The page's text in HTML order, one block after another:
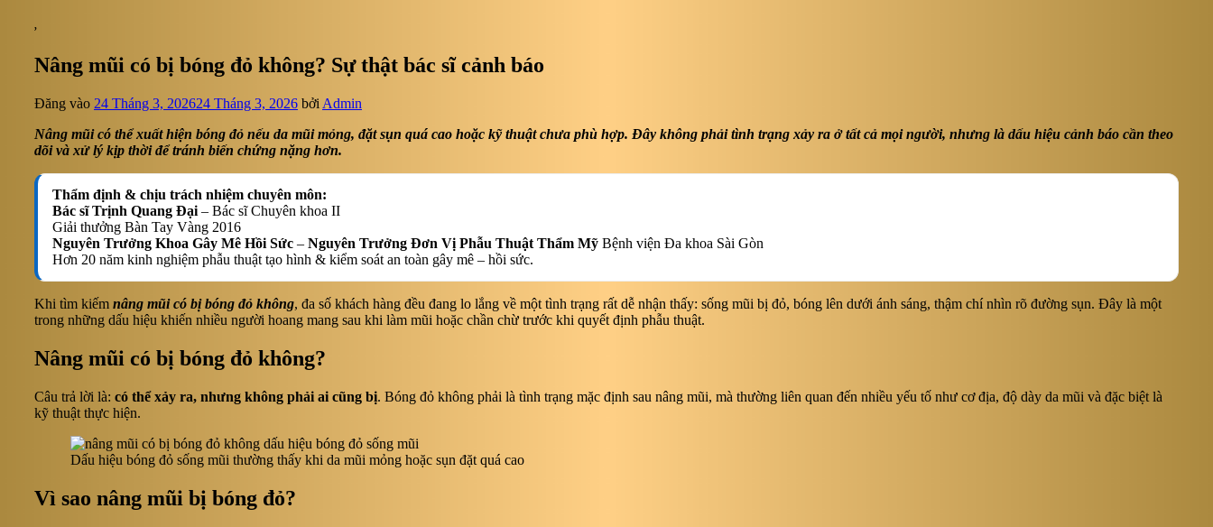
,
Nâng mũi có bị bóng đỏ không? Sự thật bác sĩ cảnh báo
Đăng vào 24 Tháng 3, 202624 Tháng 3, 2026 bởi Admin
Nâng mũi có thể xuất hiện bóng đỏ nếu da mũi mỏng, đặt sụn quá cao hoặc kỹ thuật chưa phù hợp. Đây không phải tình trạng xảy ra ở tất cả mọi người, nhưng là dấu hiệu cảnh báo cần theo
dõi và xử lý kịp thời để tránh biến chứng nặng hơn.
Thẩm định & chịu trách nhiệm chuyên môn:
Bác sĩ Trịnh Quang Đại – Bác sĩ Chuyên khoa II
Giải thưởng Bàn Tay Vàng 2016
Nguyên Trưởng Khoa Gây Mê Hồi Sức – Nguyên Trưởng Đơn Vị Phẫu Thuật Thẩm Mỹ Bệnh viện Đa khoa Sài Gòn
Hơn 20 năm kinh nghiệm phẫu thuật tạo hình & kiểm soát an toàn gây mê – hồi sức.
Khi tìm kiếm nâng mũi có bị bóng đỏ không, đa số khách hàng đều đang lo lắng về một tình trạng rất dễ nhận thấy: sống mũi bị đỏ, bóng lên dưới ánh sáng, thậm chí nhìn rõ đường sụn. Đây là một
trong những dấu hiệu khiến nhiều người hoang mang sau khi làm mũi hoặc chần chừ trước khi quyết định phẫu thuật.
Nâng mũi có bị bóng đỏ không?
Câu trả lời là: có thể xảy ra, nhưng không phải ai cũng bị. Bóng đỏ không phải là tình trạng mặc định sau nâng mũi, mà thường liên quan đến nhiều yếu tố như cơ địa, độ dày da mũi và đặc biệt là
kỹ thuật thực hiện.
Dấu hiệu bóng đỏ sống mũi thường thấy khi da mũi mỏng hoặc sụn đặt quá cao
Vì sao nâng mũi bị bóng đỏ?